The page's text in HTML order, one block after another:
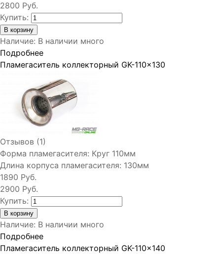
2800 Руб.
Купить:
Наличие: В наличии много
Подробнее
Пламегаситель коллекторный GK-110x130
Отзывов (1)
Форма пламегасителя: Круг 110мм
Длина корпуса пламегасителя: 130мм
1890 Руб.
2900 Руб.
Купить:
Наличие: В наличии много
Подробнее
Пламегаситель коллекторный GK-110x140